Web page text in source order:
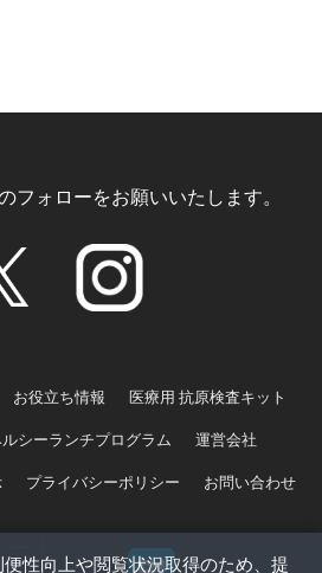
ォローをお願いいたします。
お役立ち情報
医療用 抗原検査キット
シーランチプログラム
運営会社
プライバシーポリシー お問い合わせ
ート